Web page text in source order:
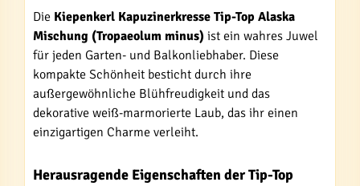
Die Kiepenkerl Kapuzinerkresse Tip-Top Alaska
Mischung (Tropaeolum minus) ist ein wahres Juwel
für jeden Garten- und Balkonliebhaber. Diese
kompakte Schönheit besticht durch ihre
außergewöhnliche Blühfreudigkeit und das
dekorative weiß-marmorierte Laub, das ihr einen
einzigartigen Charme verleiht.
Herausragende Eigenschaften der Tip-Top